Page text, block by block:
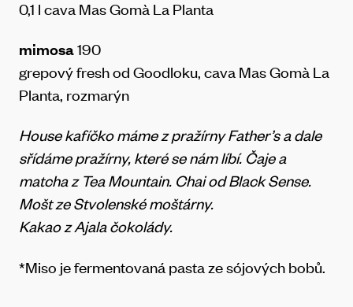
0,1 l cava Mas Gomà La Planta
mimosa190
grepový fresh od Goodloku, cava Mas Gomà La
Planta, rozmarýn
House kafíčko máme z pražírny Father’s a dale
sřídáme pražírny, které se nám líbí. Čaje a
matcha z Tea Mountain. Chai od Black Sense.
Mošt ze Stvolenské moštárny.
Kakao z Ajala čokolády.
*Miso je fermentovaná pasta ze sójových bobů.